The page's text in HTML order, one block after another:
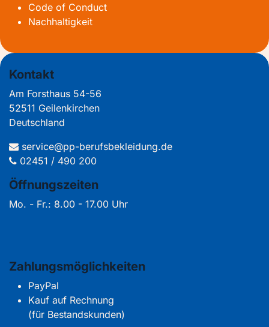
Code of Conduct
Nachhaltigkeit
Kontakt
Am Forsthaus 54-56
52511 Geilenkirchen
Deutschland
service@pp-berufsbekleidung.de
02451 / 490 200
Öffnungszeiten
Mo. - Fr.: 8.00 - 17.00 Uhr
Zahlungsmöglichkeiten
PayPal
Kauf auf Rechnung
(für Bestandskunden)